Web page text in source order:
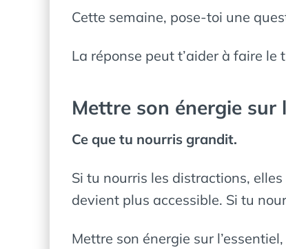
Cette semaine, pose-toi une
La réponse peut t’aider à faire
Mettre son énergie sur
Ce que tu nourris grandit.
Si tu nourris les distractions,
devient plus accessible. Si tu
Mettre son énergie sur